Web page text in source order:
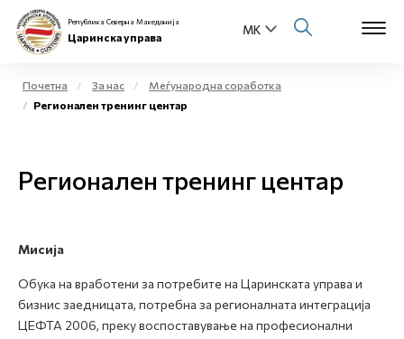
Физички лица
Open
Медиа центар
Република Северна Македонија
Царинска управа
Почетна За нас
Меѓународна соработка
Регионален тренинг центар
Регионален тренинг центар
Мисија
Обука на вработени за потребите на Царинската управа и
бизнис заедницата, потребна за регионалната интеграција
ЦЕФТА 2006, преку воспоставување на професионални